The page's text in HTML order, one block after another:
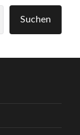
Suchen